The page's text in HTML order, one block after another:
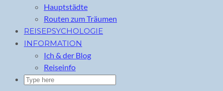
Hauptstädte
Routen zum Träumen
REISEPSYCHOLOGIE
INFORMATION
Ich & der Blog
Reiseinfo